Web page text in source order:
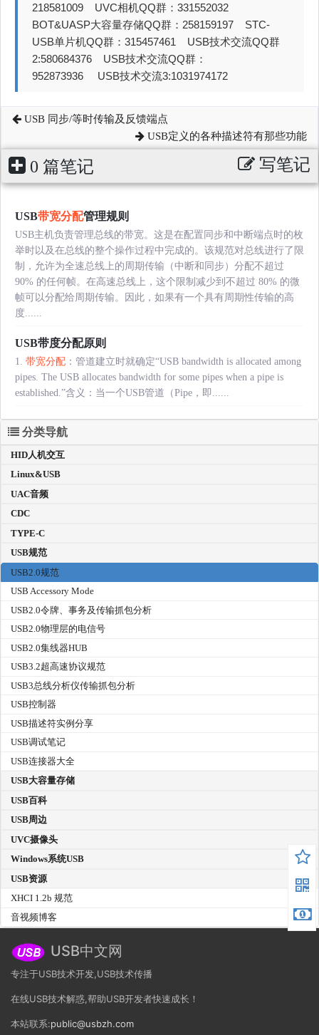
218581009 UVC相机QQ群：331552032
BOT&UASP大容量存储QQ群：258159197 STC-
USB单片机QQ群：315457461 USB技术交流QQ群
2:580684376 USB技术交流QQ群：
952873936 USB技术交流3:1031974172
USB 同步/等时传输及反馈端点
USB定义的各种描述符有那些功能
0 篇笔记 写笔记
USB带宽分配管理规则
USB主机负责管理总线的带宽。这是在配置同步和中断端点时的枚
举时以及在总线的整个操作过程中完成的。该规范对总线进行了限
制，允许为全速总线上的周期传输（中断和同步）分配不超过
90% 的任何帧。在高速总线上，这个限制减少到不超过 80% 的微
帧可以分配给周期传输。因此，如果有一个具有周期性传输的高
度......
USB带度分配原则
1. 带宽分配 ：管道建立时就确定“USB bandwidth is allocated among
pipes. The USB allocates bandwidth for some pipes when a pipe is
established.”含义：当一个USB管道（Pipe，即......
分类导航
HID人机交互
Linux&USB
UAC音频
CDC
TYPE-C
USB规范
USB2.0规范
USB Accessory Mode
USB2.0令牌、事务及传输抓包分析
USB2.0物理层的电信号
USB2.0集线器HUB
USB3.2超高速协议规范
USB3总线分析仪传输抓包分析
USB控制器
USB描述符实例分享
USB调试笔记
USB连接器大全
USB大容量存储
USB百科
USB周边
UVC摄像头
Windows系统USB
USB资源
XHCI 1.2b 规范
音视频博客
USB中文网
专注于USB技术开发,USB技术传播
在线USB技术解惑,帮助USB开发者快速成长！
本站联系:public@usbzh.com